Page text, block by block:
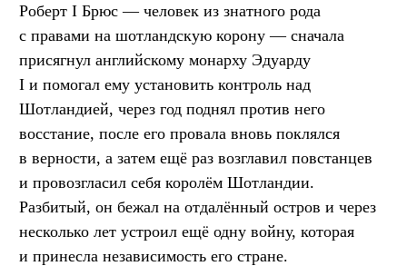
Роберт I Брюс — человек из знатного рода
с правами на шотландскую корону — сначала
присягнул английскому монарху Эдуарду
I и помогал ему установить контроль над
Шотландией, через год поднял против него
восстание, после его провала вновь поклялся
в верности, а затем ещё раз возглавил повстанцев
и провозгласил себя королём Шотландии.
Разбитый, он бежал на отдалённый остров и через
несколько лет устроил ещё одну войну, которая
и принесла независимость его стране.